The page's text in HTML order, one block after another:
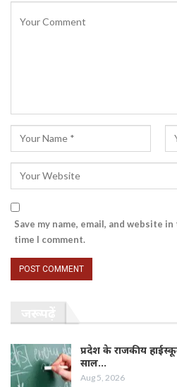
Save my name, email, and website
time I comment.
प्रदेश के राजकीय
साल…
Aug 5, 2026